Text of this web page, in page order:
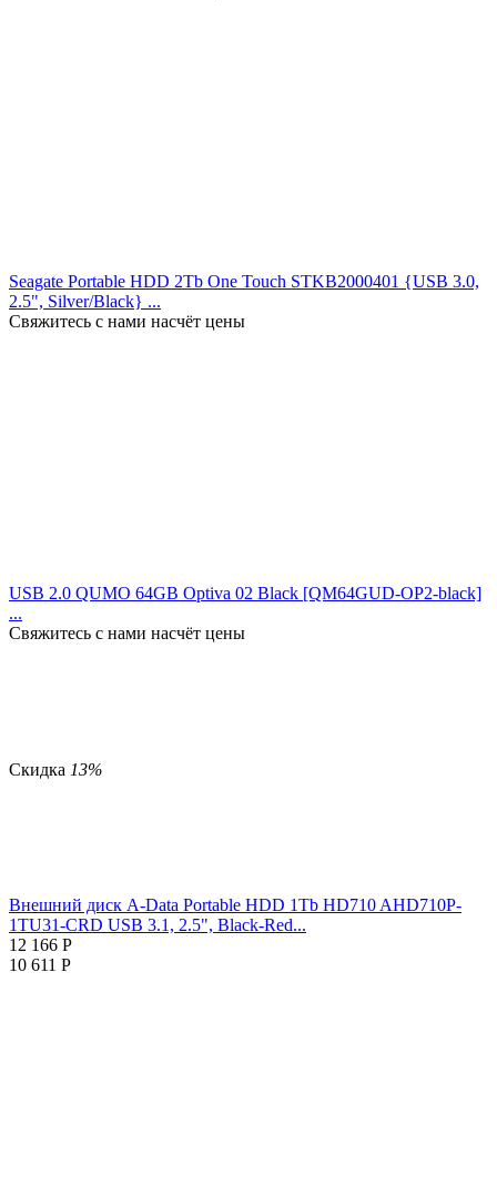
Seagate Portable HDD 2Tb One Touch STKB2000401 {USB 3.0,
2.5", Silver/Black} ...
Свяжитесь с нами насчёт цены
USB 2.0 QUMO 64GB Optiva 02 Black [QM64GUD-OP2-black]
...
Свяжитесь с нами насчёт цены
Скидка 13%
Внешний диск A-Data Portable HDD 1Tb HD710 AHD710P-
1TU31-CRD USB 3.1, 2.5", Black-Red...
12 166 Р
10 611 Р